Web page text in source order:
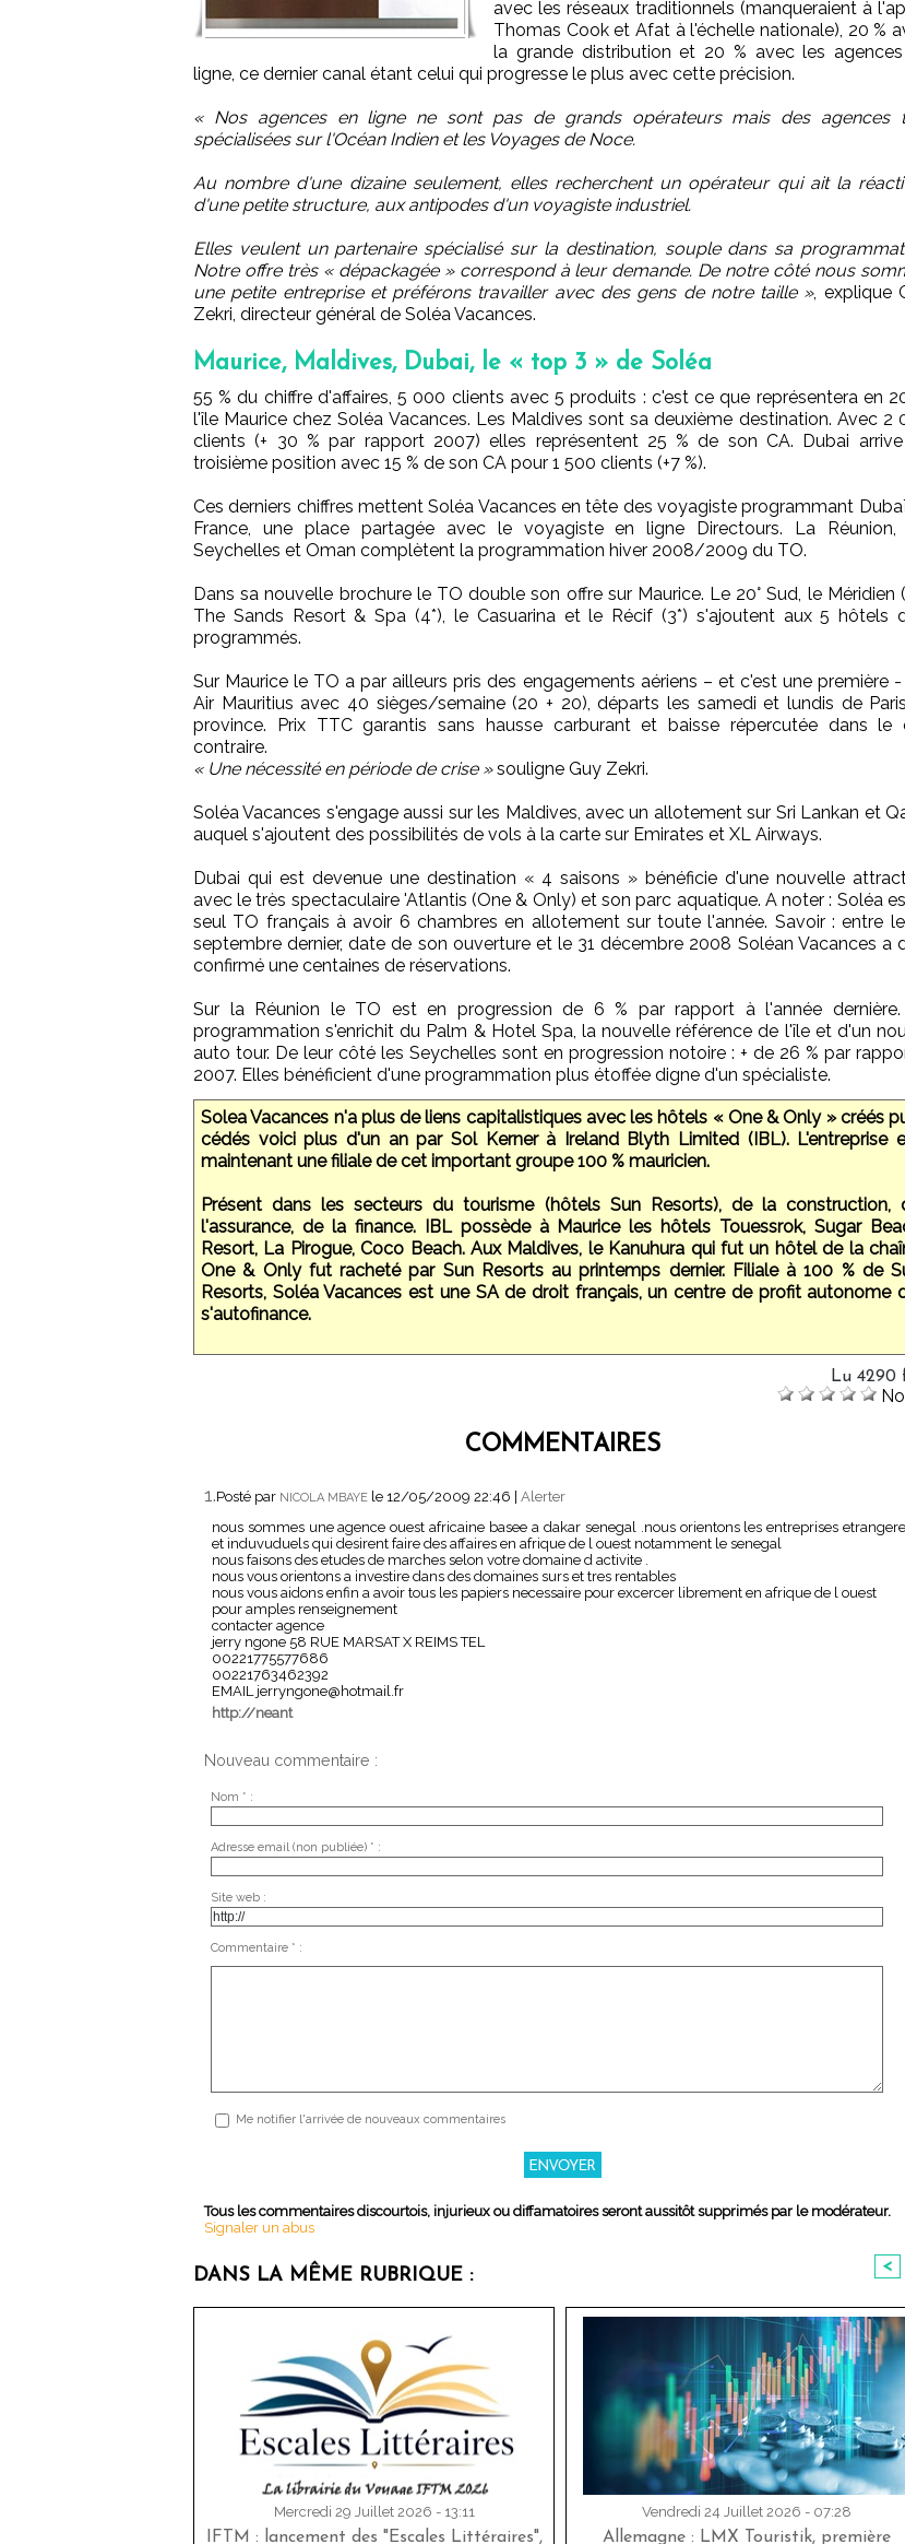
avec les réseaux traditionnels (manqueraient à
Thomas Cook et Afat à l'échelle nationale), 20 %
la grande distribution et 20 % avec les
ligne, ce dernier canal étant celui qui progresse le plus avec cette précision.
« Nos agences en ligne ne sont pas de grands opérateurs mais des agences
spécialisées sur l'Océan Indien et les Voyages de Noce.
Au nombre d'une dizaine seulement, elles recherchent un opérateur qui ait la
d'une petite structure, aux antipodes d'un voyagiste industriel.
Elles veulent un partenaire spécialisé sur la destination, souple dans sa
Notre offre très « dépackagée » correspond à leur demande. De notre côté nous
une petite entreprise et préférons travailler avec des gens de notre taille », explique
Zekri, directeur général de Soléa Vacances.
Maurice, Maldives, Dubai, le « top 3 » de Soléa
55 % du chiffre d'affaires, 5 000 clients avec 5 produits : c'est ce que représentera en
l'île Maurice chez Soléa Vacances. Les Maldives sont sa deuxième destination. Avec 2
clients (+ 30 % par rapport 2007) elles représentent 25 % de son CA. Dubai
troisième position avec 15 % de son CA pour 1 500 clients (+7 %).
Ces derniers chiffres mettent Soléa Vacances en tête des voyagiste programmant
France, une place partagée avec le voyagiste en ligne Directours. La Réunion,
Seychelles et Oman complètent la programmation hiver 2008/2009 du TO.
Dans sa nouvelle brochure le TO double son offre sur Maurice. Le 20° Sud, le Méridien
The Sands Resort & Spa (4*), le Casuarina et le Récif (3*) s'ajoutent aux 5 hôtels
programmés.
Sur Maurice le TO a par ailleurs pris des engagements aériens – et c'est une première -
Air Mauritius avec 40 sièges/semaine (20 + 20), départs les samedi et lundis de
province. Prix TTC garantis sans hausse carburant et baisse répercutée dans le
contraire.
« Une nécessité en période de crise »souligne Guy Zekri.
Soléa Vacances s'engage aussi sur les Maldives, avec un allotement sur Sri Lankan et
auquel s'ajoutent des possibilités de vols à la carte sur Emirates et XL Airways.
Dubai qui est devenue une destination « 4 saisons » bénéficie d'une nouvelle
avec le très spectaculaire 'Atlantis (One & Only) et son parc aquatique. A noter : Soléa
seul TO français à avoir 6 chambres en allotement sur toute l'année. Savoir : entre
septembre dernier, date de son ouverture et le 31 décembre 2008 Soléan Vacances a
confirmé une centaines de réservations.
Sur la Réunion le TO est en progression de 6 % par rapport à l'année
programmation s'enrichit du Palm & Hotel Spa, la nouvelle référence de l'île et d'un
auto tour. De leur côté les Seychelles sont en progression notoire : + de 26 % par
2007. Elles bénéficient d'une programmation plus étoffée digne d'un spécialiste.
Solea Vacances n'a plus de liens capitalistiques avec les hôtels « One & Only » créés
cédés voici plus d'un an par Sol Kerner à Ireland Blyth Limited (IBL). L'entreprise
maintenant une filiale de cet important groupe 100 % mauricien.
Présent dans les secteurs du tourisme (hôtels Sun Resorts), de la construction,
l'assurance, de la finance. IBL possède à Maurice les hôtels Touessrok, Sugar
Resort, La Pirogue, Coco Beach. Aux Maldives, le Kanuhura qui fut un hôtel de la
One & Only fut racheté par Sun Resorts au printemps dernier. Filiale à 100 % de
Resorts, Soléa Vacances est une SA de droit français, un centre de profit autonome
s'autofinance.
Lu 4290
COMMENTAIRES
1.Posté par NICOLA MBAYE le 12/05/2009 22:46
Alerter
nous sommes une agence ouest africaine basee a dakar senegal .nous orientons les entreprises
et induvuduels qui desirent faire des affaires en afrique de l ouest notamment le senegal
nous faisons des etudes de marches selon votre domaine d activite .
nous vous orientons a investire dans des domaines surs et tres rentables
nous vous aidons enfin a avoir tous les papiers necessaire pour excercer librement en afrique de l ouest
pour amples renseignement
contacter agence
jerry ngone 58 RUE MARSAT X REIMS TEL
00221775577686
00221763462392
EMAIL jerryngone@hotmail.fr
http://neant
Nouveau commentaire :
Nom * :
Adresse email (non publiée) * :
Site web :
Commentaire * :
Me notifier l'arrivée de nouveaux commentaires
Tous les commentaires discourtois, injurieux ou diffamatoires seront aussitôt supprimés par le modérateur.
Signaler un abus
DANS LA MÊME RUBRIQUE : <
Mercredi 29 Juillet 2026 - 13:11
IFTM : lancement des "Escales Littéraires",
Vendredi 24 Juillet 2026 - 07:28
Allemagne : LMX Touristik, première